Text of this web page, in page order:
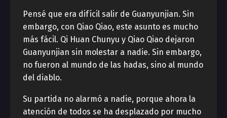
Pensé que era difícil salir de Guanyunjian. Sin
embargo, con Qiao Qiao, este asunto es mucho
más fácil. Qi Huan Chunyu y Qiao Qiao dejaron
Guanyunjian sin molestar a nadie. Sin embargo,
no fueron al mundo de las hadas, sino al mundo
del diablo.
Su partida no alarmó a nadie, porque ahora la
atención de todos se ha desplazado por mucho